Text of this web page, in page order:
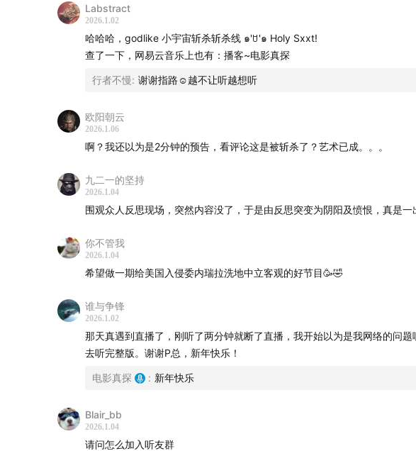
Labstract
2026.1.02
哈哈哈，godlike 小宇宙斩杀斩杀线 ๑'ꇴ'๑ Holy Sxxt!
查了一下，网易云音乐上也有：播客~电影真探
行者不慢: 谢谢指路☺️越不让听越想听
欧阳朝云
2026.1.06
啊？我还以为是2分钟的预告，看评论这是被斩杀了？艺术已成。。。
九二一的坚持
2026.1.04
围观众人反思现场，突然内容没了，于是由反思突变为阴阳及愤恨，真是一
你不管我
2026.1.04
希望做一期给美国入侵委内瑞拉洗地中立客观的好节目🥳🤣
谁与争锋
2026.1.02
那天真遇到直播了，刚听了两分钟就断了直播，我开始以为是我网络的问题
去听完整版。谢谢P总，新年快乐！
电影真探 : 新年快乐
Blair_bb
2026.1.04
请问怎么加入听友群